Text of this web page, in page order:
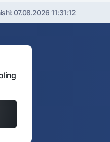
07.08.2026 11:31:12